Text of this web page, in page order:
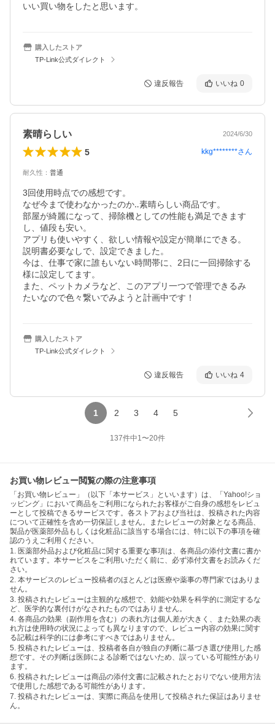
いい買い物をしたと思います。
購入したストア
TP-Link公式ダイレクト
違反報告 いいね 0
素晴らしい 2024/6/30
5 kkg********さん
耐久性 ： 普通
3回使用時点での感想です。
なぜ今まで使わなかったのか‥素晴らしい商品です。
部屋が綺麗になって、掃除機としての性能も満足できます
し、値段も安い。
アプリも使いやすく、欲しい情報や設定が簡単にできる。
説明書必要なしで、設定できました。
今は、仕事で家に誰もいない時間帯に、2日に一回掃除する
様に設定してます。
また、ペットカメラなど、このアプリ一つで管理できるみ
たいなので色々繋いでみようと計画中です！
購入したストア
TP-Link公式ダイレクト
違反報告 いいね 4
1 2 3 4 5
137件中1〜20件
お買い物レビュー閲覧の際の注意事項
「お買い物レビュー」（以下「本サービス」といいます）は、「Yahoo!ショ
ッピング」において商品をご利用になられたお客様がご自身の感想をレビュ
ーとして投稿できるサービスです。各ストアおよび当社は、投稿された内容
について正確性を含め一切保証しません。またレビューの対象となる商品、
製品が医薬部外品もしくは化粧品に該当する場合には、特に以下の事項を確
認のうえご利用ください。
1. 医薬部外品および化粧品に関する重要な事項は、各商品の添付文書に書か
れています。本サービスをご利用いただく前に、必ず添付文書をお読みくだ
さい。
2. 本サービスのレビュー投稿者のほとんどは医療や薬事の専門家ではありま
せん。
3. 投稿されたレビューは主観的な感想で、効能や効果を科学的に測定するな
ど、医学的な裏付けがなされたものではありません。
4. 各商品の効果（副作用を含む）の表れ方は個人差が大きく、また効果の表
れ方は使用時の状況によっても異なりますので、レビュー内容の効果に関す
る記載は科学的には参考にすべきではありません。
5. 投稿されたレビューは、投稿者各自が独自の判断に基づき選び使用した感
想です。その判断は医師による診断ではないため、誤っている可能性があり
ます。
6. 投稿されたレビューは商品の添付文書に記載されたとおりでない使用方法
で使用した感想である可能性があります。
7. 投稿されたレビューは、実際に商品を使用して投稿された保証はありませ
ん。